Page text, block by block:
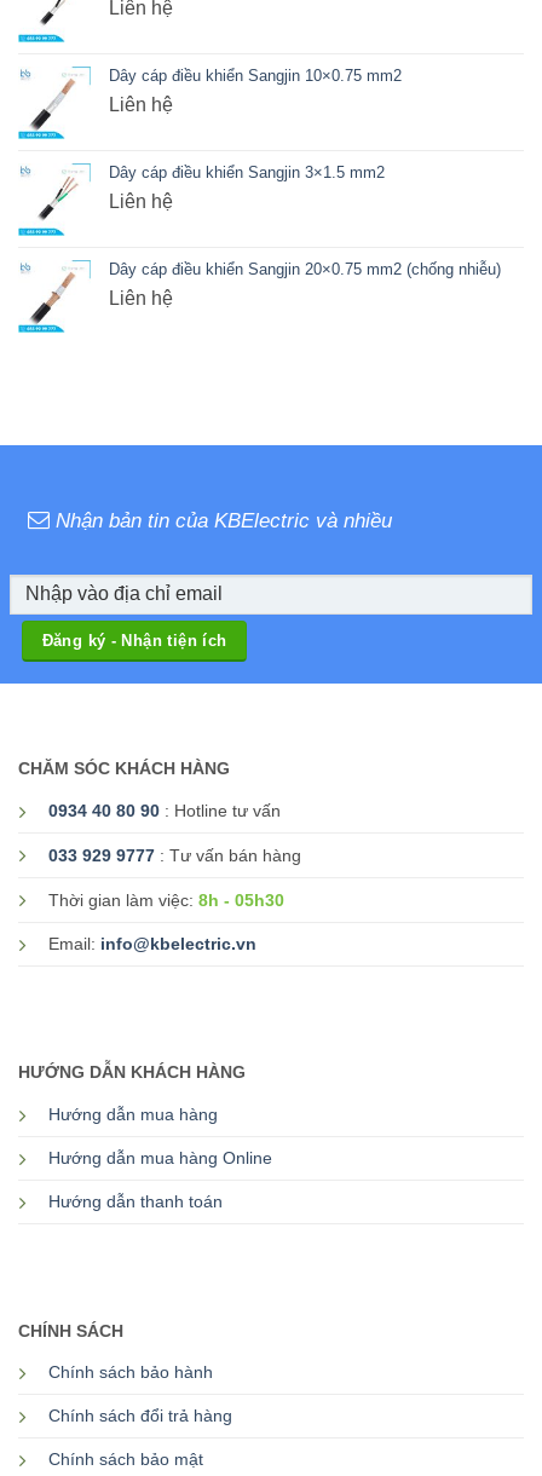
Liên hệ
Dây cáp điều khiển Sangjin 10×0.75 mm2
Liên hệ
Dây cáp điều khiển Sangjin 3×1.5 mm2
Liên hệ
Dây cáp điều khiển Sangjin 20×0.75 mm2 (chống nhiễu)
Liên hệ
Nhận bản tin của KBElectric và nhiều
CHĂM SÓC KHÁCH HÀNG
0934 40 80 90 : Hotline tư vấn
033 929 9777 : Tư vấn bán hàng
Thời gian làm việc: 8h - 05h30
Email: info@kbelectric.vn
HƯỚNG DẪN KHÁCH HÀNG
Hướng dẫn mua hàng
Hướng dẫn mua hàng Online
Hướng dẫn thanh toán
CHÍNH SÁCH
Chính sách bảo hành
Chính sách đổi trả hàng
Chính sách bảo mật